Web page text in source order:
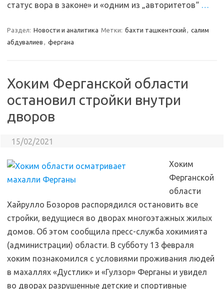
статус вора в законе» и «одним из „авторитетов“ …
Раздел: Новости и аналитика Метки: бахти ташкентский , салим
абдувалиев , фергана
Хоким Ферганской области
остановил стройки внутри
дворов
15/02/2021
Хоким
Ферганской
области
Хайрулло Бозоров распорядился остановить все
стройки, ведущиеся во дворах многоэтажных жилых
домов. Об этом сообщила пресс-служба хокимията
(администрации) области. В субботу 13 февраля
хоким познакомился с условиями проживания людей
в махаллях «Дустлик» и «Гулзор» Ферганы и увидел
во дворах разрушенные детские и спортивные